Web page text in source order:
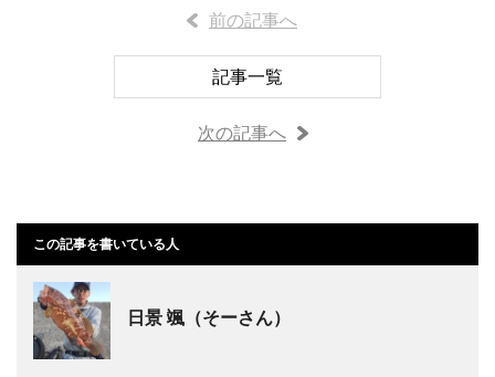
前の記事へ
記事一覧
次の記事へ
この記事を書いている人
日景 颯（そーさん）